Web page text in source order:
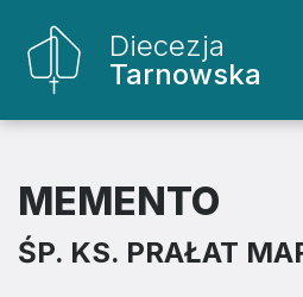
Diecezja
Tarnowska
MEMENTO
ŚP. KS. PRAŁAT